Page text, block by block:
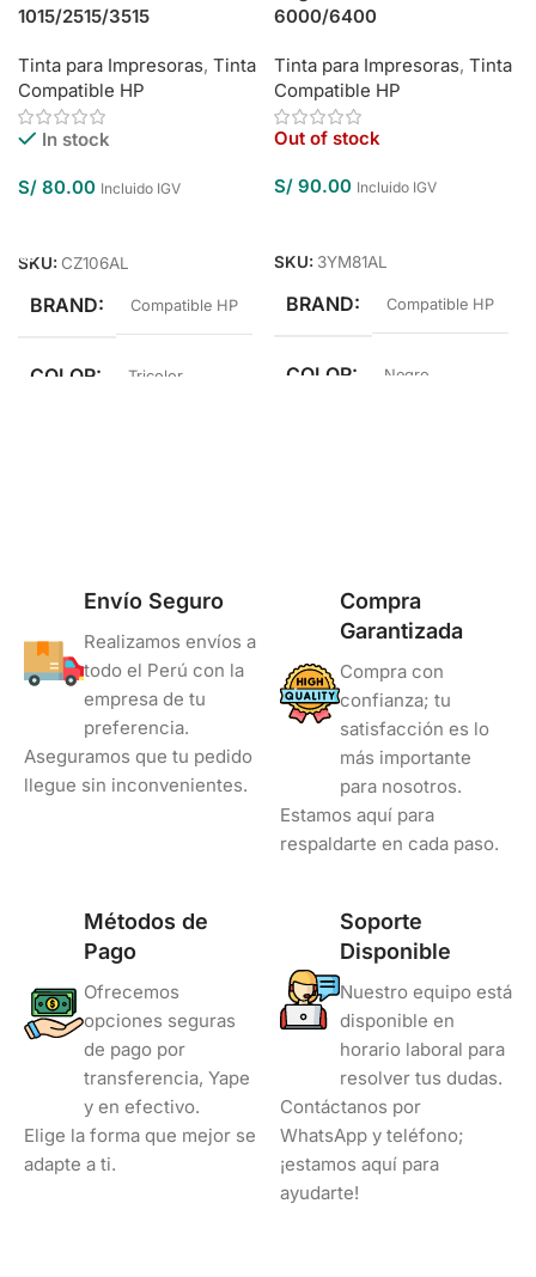
1015/2515/3515
Tinta para Impresoras, Tinta
Compatible HP
In stock
S/ 80.00 Incluido IGV
SKU: CZ106AL
BRAND Compatible HP
COLOR Tricolor
6000/6400
Tinta para Impresoras, Tinta
Compatible HP
Out of stock
S/ 90.00 Incluido IGV
SKU: 3YM81AL
BRAND Compatible HP
COLOR Negro
Envío Seguro
Realizamos envíos a
todo el Perú con la
empresa de tu
preferencia.
Aseguramos que tu pedido
llegue sin inconvenientes.
Compra
Garantizada
Compra con
confianza; tu
satisfacción es lo
más importante
para nosotros.
Estamos aquí para
respaldarte en cada paso.
Métodos de
Pago
Ofrecemos
opciones seguras
de pago por
transferencia, Yape
y en efectivo.
Elige la forma que mejor se
adapte a ti.
Soporte
Disponible
Nuestro equipo está
disponible en
horario laboral para
resolver tus dudas.
Contáctanos por
WhatsApp y teléfono;
¡estamos aquí para
ayudarte!